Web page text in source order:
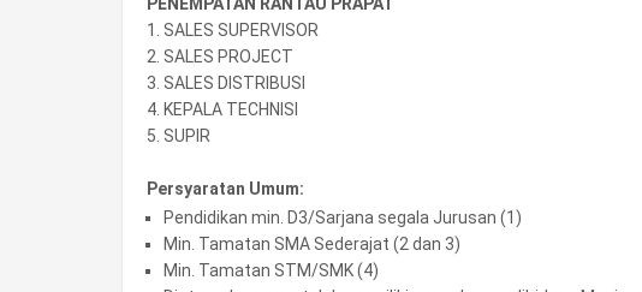
1. SALES SUPERVISOR
2. SALES PROJECT
3. SALES DISTRIBUSI
4. KEPALA TECHNISI
5. SUPIR
Persyaratan Umum:
Pendidikan min. D3/Sarjana segala Jurusan (1)
Min. Tamatan SMA Sederajat (2 dan 3)
Min. Tamatan STM/SMK (4)